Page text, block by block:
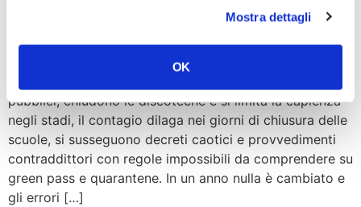
Mostra dettagli
OK
pubblici, chiudono le discoteche e si limita la capienza
negli stadi, il contagio dilaga nei giorni di chiusura delle
scuole, si susseguono decreti caotici e provvedimenti
contraddittori con regole impossibili da comprendere su
green pass e quarantene. In un anno nulla è cambiato e
gli errori […]